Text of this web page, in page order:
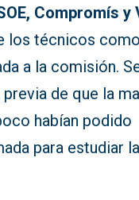
Compromís y
los técnicos
a la comisión.
de que la
habían podido
para estudiar